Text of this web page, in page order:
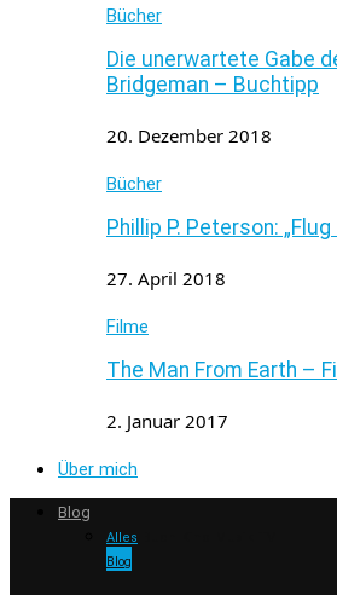
Bücher
Die unerwartete Gabe
Bridgeman – Buchtipp
20. Dezember 2018
Bücher
Phillip P. Peterson:
27. April 2018
Filme
The Man From Earth –
2. Januar 2017
Über mich
Blog
Alles
Blog